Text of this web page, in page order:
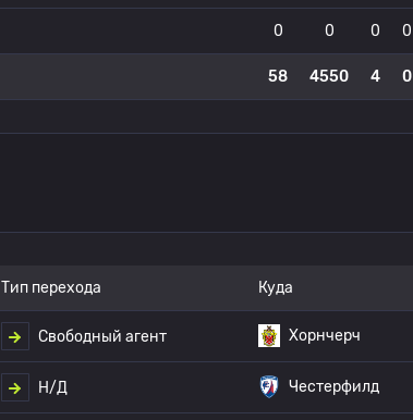
0 0 0 0
58 4550 4 0
Тип перехода Куда
Свободный агент Хорнчерч
Н/Д Честерфилд